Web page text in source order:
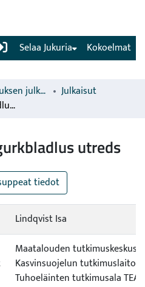
(current) Kokoelmat
Selaa Jukuria
Luonnonvarakeskuksen julkaisut
Julkaisut
Förekomsten av gurkbladlus utreds
utreds
tiedot
Lindqvist Isa
Maatalouden tutkimuskeskus
Kasvinsuojelun tutkimuslaitos
Tuhoeläinten tutkimusala TEA